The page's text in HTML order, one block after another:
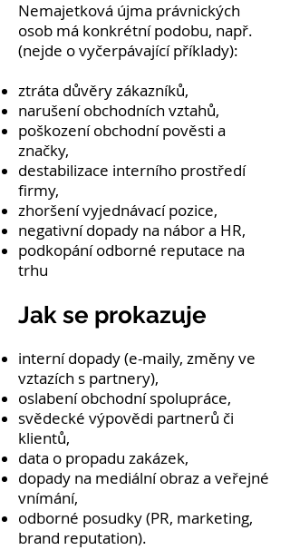
Nemajetková újma právnických
osob má konkrétní podobu, např.
(nejde o vyčerpávající příklady):
ztráta důvěry zákazníků,
narušení obchodních vztahů,
poškození obchodní pověsti a
značky,
destabilizace interního prostředí
firmy,
zhoršení vyjednávací pozice,
negativní dopady na nábor a HR,
podkopání odborné reputace na
trhu
Jak se prokazuje
interní dopady (e-maily, změny ve
vztazích s partnery),
oslabení obchodní spolupráce,
svědecké výpovědi partnerů či
klientů,
data o propadu zakázek,
dopady na mediální obraz a veřejné
vnímání,
odborné posudky (PR, marketing,
brand reputation).